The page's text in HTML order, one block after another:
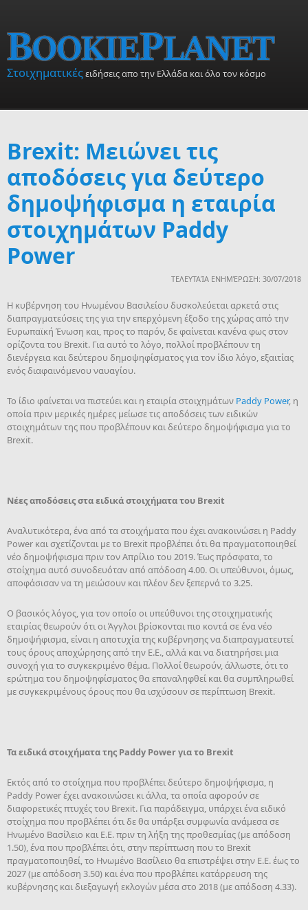
Στοιχηματικέςειδήσεις απο την Ελλάδα και όλο τον κόσμο
Brexit: Μειώνει τις
αποδόσεις για δεύτερο
δημοψήφισμα η εταιρία
στοιχημάτων Paddy
Power
ΤΕΛΕΥΤΑΊΑ ΕΝΗΜΈΡΩΣΗ: 30/07/2018
H κυβέρνηση του Ηνωμένου Βασιλείου δυσκολεύεται αρκετά στις
διαπραγματεύσεις της για την επερχόμενη έξοδο της χώρας από την
Ευρωπαϊκή Ένωση και, προς το παρόν, δε φαίνεται κανένα φως στον
ορίζοντα του Brexit. Για αυτό το λόγο, πολλοί προβλέπουν τη
διενέργεια και δεύτερου δημοψηφίσματος για τον ίδιο λόγο, εξαιτίας
ενός διαφαινόμενου ναυαγίου.
Το ίδιο φαίνεται να πιστεύει και η εταιρία στοιχημάτων Paddy Power, η
οποία πριν μερικές ημέρες μείωσε τις αποδόσεις των ειδικών
στοιχημάτων της που προβλέπουν και δεύτερο δημοψήφισμα για το
Brexit.
Νέες αποδόσεις στα ειδικά στοιχήματα του Brexit
Αναλυτικότερα, ένα από τα στοιχήματα που έχει ανακοινώσει η Paddy
Power και σχετίζονται με το Brexit προβλέπει ότι θα πραγματοποιηθεί
νέο δημοψήφισμα πριν τον Απρίλιο του 2019. Έως πρόσφατα, το
στοίχημα αυτό συνοδευόταν από απόδοση 4.00. Oι υπεύθυνοι, όμως,
αποφάσισαν να τη μειώσουν και πλέον δεν ξεπερνά το 3.25.
Ο βασικός λόγος, για τον οποίο οι υπεύθυνοι της στοιχηματικής
εταιρίας θεωρούν ότι οι Άγγλοι βρίσκονται πιο κοντά σε ένα νέο
δημοψήφισμα, είναι η αποτυχία της κυβέρνησης να διαπραγματευτεί
τους όρους αποχώρησης από την Ε.Ε., αλλά και να διατηρήσει μια
συνοχή για το συγκεκριμένο θέμα. Πολλοί θεωρούν, άλλωστε, ότι το
ερώτημα του δημοψηφίσματος θα επαναληφθεί και θα συμπληρωθεί
με συγκεκριμένους όρους που θα ισχύσουν σε περίπτωση Brexit.
Τα ειδικά στοιχήματα της Paddy Powerγια το Brexit
Εκτός από το στοίχημα που προβλέπει δεύτερο δημοψήφισμα, η
Paddy Power έχει ανακοινώσει κι άλλα, τα οποία αφορούν σε
διαφορετικές πτυχές του Brexit. Για παράδειγμα, υπάρχει ένα ειδικό
στοίχημα που προβλέπει ότι δε θα υπάρξει συμφωνία ανάμεσα σε
Ηνωμένο Βασίλειο και Ε.Ε. πριν τη λήξη της προθεσμίας (με απόδοση
1.50), ένα που προβλέπει ότι, στην περίπτωση που το Brexit
πραγματοποιηθεί, το Ηνωμένο Βασίλειο θα επιστρέψει στην Ε.Ε. έως το
2027 (με απόδοση 3.50) και ένα που προβλέπει κατάρρευση της
κυβέρνησης και διεξαγωγή εκλογών μέσα στο 2018 (με απόδοση 4.33).